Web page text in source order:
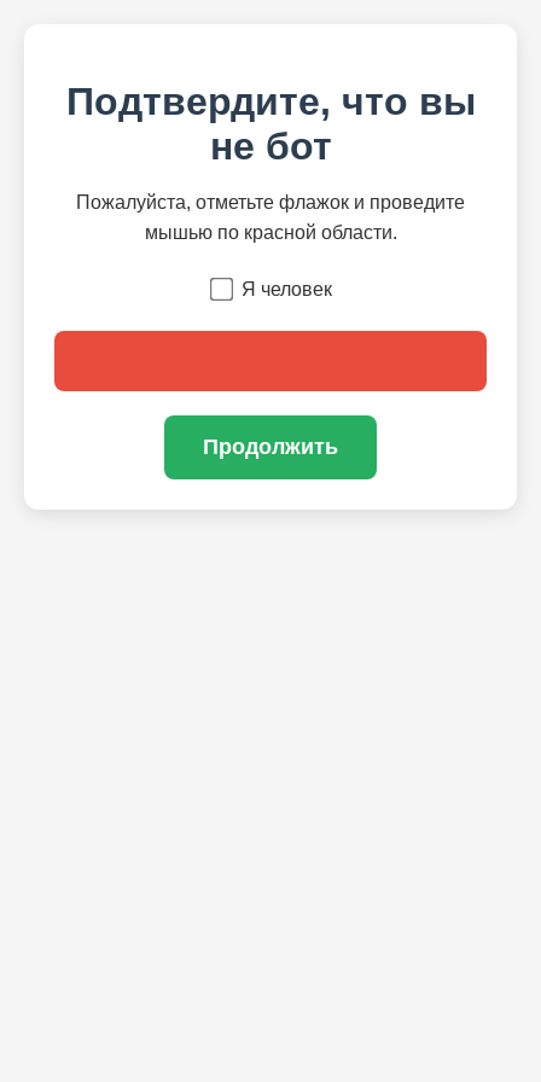
Подтвердите, что вы
не бот
Пожалуйста, отметьте флажок и проведите
мышью по красной области.
Я человек
Продолжить